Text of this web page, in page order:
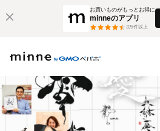
お買いものがもっとお得に
minneのアプリ
3万件以上